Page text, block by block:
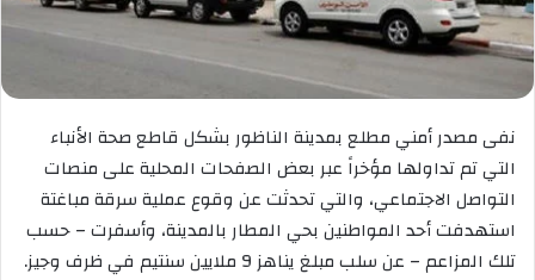
نفى مصدر أمني مطلع بمدينة الناظور بشكل قاطع صحة الأنباء
التي تم تداولها مؤخراً عبر بعض الصفحات المحلية على منصات
التواصل الاجتماعي، والتي تحدثت عن وقوع عملية سرقة مباغتة
استهدفت أحد المواطنين بحي المطار بالمدينة، وأسفرت – حسب
تلك المزاعم – عن سلب مبلغ يناهز 9 ملايين سنتيم في ظرف وجيز.